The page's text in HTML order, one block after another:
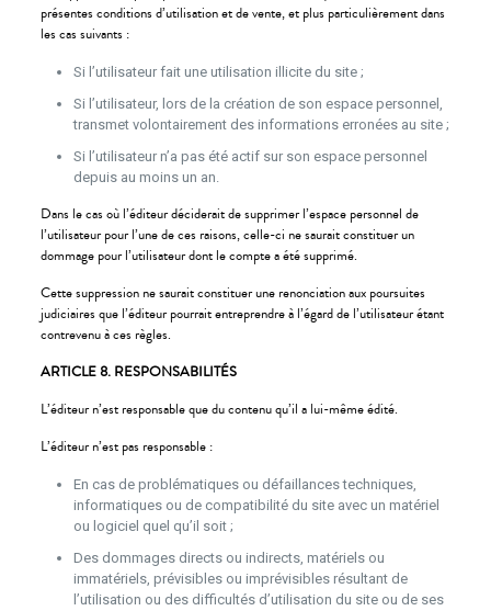
présentes conditions d’utilisation et de vente, et plus particulièrement dans
les cas suivants :
Si l’utilisateur fait une utilisation illicite du site ;
Si l’utilisateur, lors de la création de son espace personnel,
transmet volontairement des informations erronées au site ;
Si l’utilisateur n’a pas été actif sur son espace personnel
depuis au moins un an.
Dans le cas où l’éditeur déciderait de supprimer l’espace personnel de
l’utilisateur pour l’une de ces raisons, celle-ci ne saurait constituer un
dommage pour l’utilisateur dont le compte a été supprimé.
Cette suppression ne saurait constituer une renonciation aux poursuites
judiciaires que l’éditeur pourrait entreprendre à l’égard de l’utilisateur étant
contrevenu à ces règles.
ARTICLE 8. RESPONSABILITÉS
L’éditeur n’est responsable que du contenu qu’il a lui-même édité.
L’éditeur n’est pas responsable :
En cas de problématiques ou défaillances techniques,
informatiques ou de compatibilité du site avec un matériel
ou logiciel quel qu’il soit ;
Des dommages directs ou indirects, matériels ou
immatériels, prévisibles ou imprévisibles résultant de
l’utilisation ou des difficultés d’utilisation du site ou de ses